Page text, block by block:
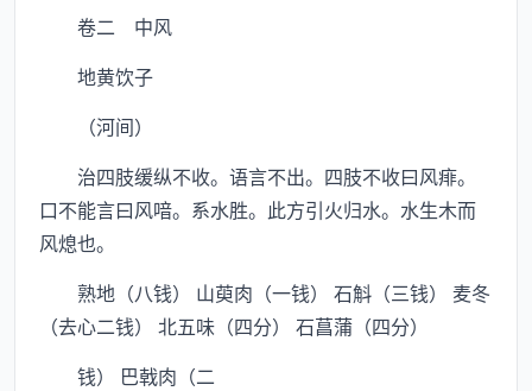
卷二 中风
地黄饮子
（河间）
治四肢缓纵不收。语言不出。四肢不收曰风痱。
口不能言曰风喑。系水胜。此方引火归水。水生木而
风熄也。
熟地（八钱） 山萸肉（一钱） 石斛（三钱） 麦冬
（去心二钱） 北五味（四分） 石菖蒲（四分）
钱） 巴戟肉（二